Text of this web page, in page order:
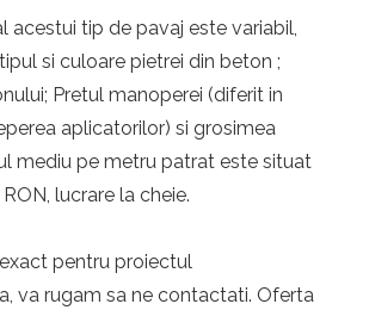
acestui tip de pavaj este variabil,
si culoare pietrei din beton ;
Pretul manoperei (diferit in
aplicatorilor) si grosimea
mediu pe metru patrat este situat
lucrare la cheie.
pentru proiectul
va rugam sa ne contactati. Oferta